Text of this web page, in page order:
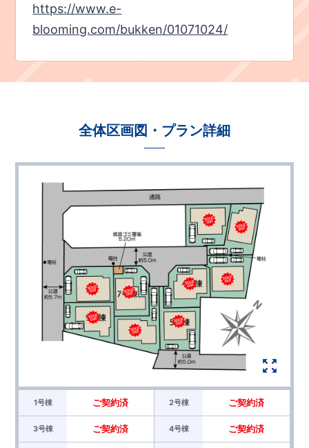
https://www.e-
blooming.com/bukken/01071024/
全体区画図・プラン詳細
1号棟 ご契約済 2号棟 ご契約済
3号棟 ご契約済 4号棟 ご契約済